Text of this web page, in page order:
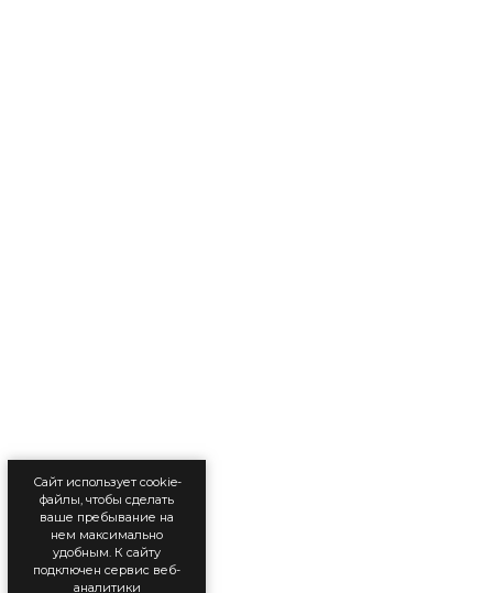
Сайт использует cookie-
файлы, чтобы сделать
ваше пребывание на
нем максимально
удобным. К cайту
подключен сервис веб-
аналитики